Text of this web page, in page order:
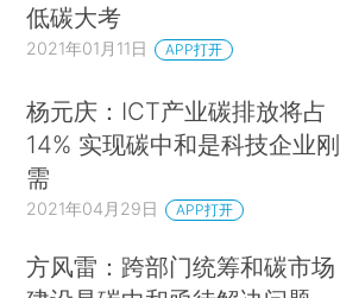
低碳大考
2021年01月11日 APP打开
杨元庆：ICT产业碳排放将占
14% 实现碳中和是科技企业刚
需
2021年04月29日 APP打开
方风雷：跨部门统筹和碳市场